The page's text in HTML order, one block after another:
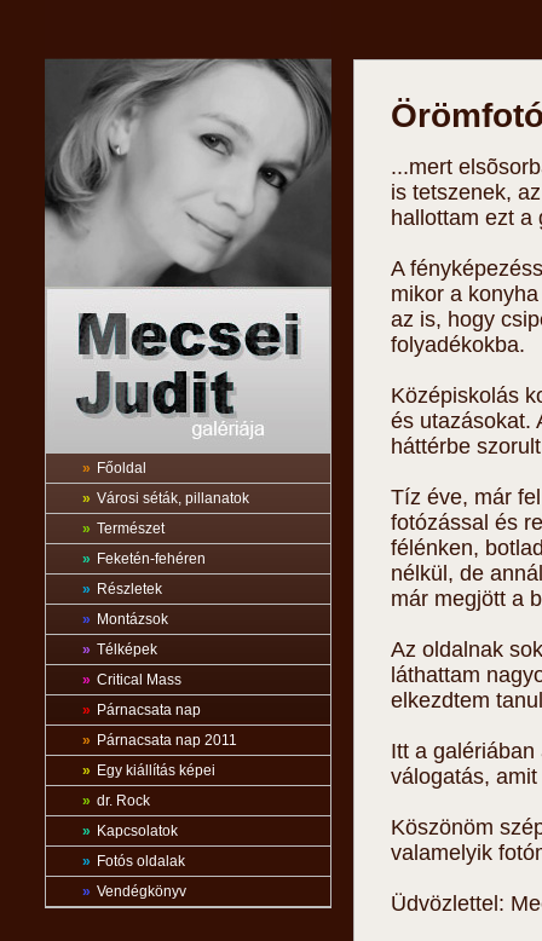
» Főoldal
» Városi séták, pillanatok
» Természet
» Feketén-fehéren
» Részletek
» Montázsok
» Télképek
» Critical Mass
» Párnacsata nap
» Párnacsata nap 2011
» Egy kiállítás képei
» dr. Rock
» Kapcsolatok
» Fotós oldalak
» Vendégkönyv
...mert
is tetszenek,
hallottam ezt a
A
mikor a
az is, hogy
folyadékokba.
Középiskolás
és utazásokat.
háttérbe
Tíz éve, már
fotózással és
félénken,
nélkül, de
már megjött a
Az oldalnak
láthattam
elkezdtem
Itt a
válogatás,
Köszönöm
valamelyik
Üdvözlettel: